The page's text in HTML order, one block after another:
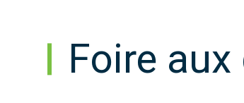
Foire